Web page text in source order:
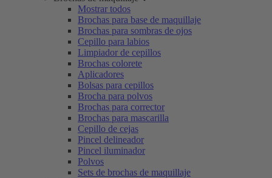
Mostrar todos
Brochas para base de maquillaje
Brochas para sombras de ojos
Cepillo para labios
Limpiador de cepillos
Brochas colorete
Aplicadores
Bolsas para cepillos
Brocha para polvos
Brochas para corrector
Brochas para mascarilla
Cepillo de cejas
Pincel delineador
Pincel iluminador
Polvos
Sets de brochas de maquillaje